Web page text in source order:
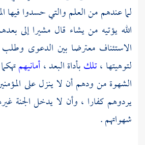
لما عندهم من العلم والتي حسدوا
الله يؤتيه من يشاء قال مشيرا إلى
الاستئناف معترضا بين الدعوى وطلب
لتوهيتها ،تلكبأداة البعد ،أمانيهم
الشهوة من ودهم أن لا ينزل على
يردوهم كفارا ، وأن لا يدخل الجنة
شهواتهم .